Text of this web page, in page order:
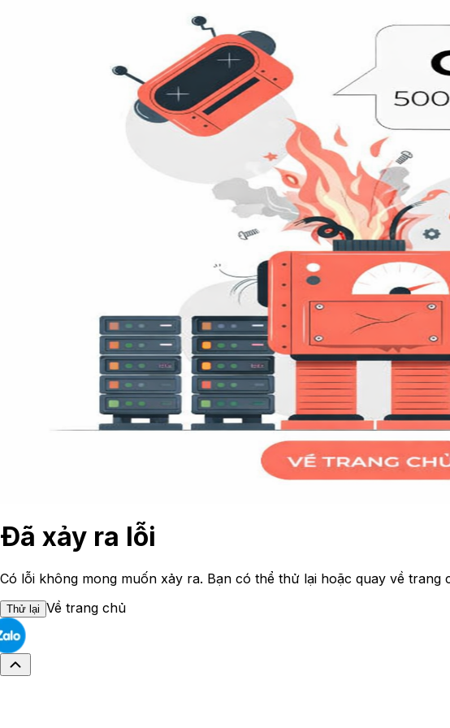
Đã xảy ra lỗi
Có lỗi không mong muốn xảy ra. Bạn có thể thử lại hoặc quay về trang
Thử lại Về trang chủ